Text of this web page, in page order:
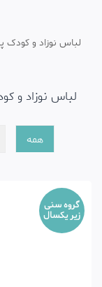
لباس نوزاد و کودک
لباس نوزاد و
همه
گروه سنی
زیر یکسال